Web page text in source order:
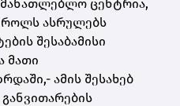
ცენტრია,
ასრულებს
შესაბამისი
მათი
ამის შესახებ